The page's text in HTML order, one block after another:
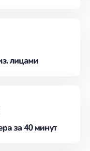
лицами
за 40 минут